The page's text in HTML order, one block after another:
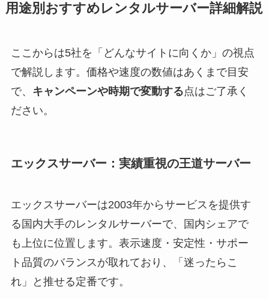
用途別おすすめレンタルサーバー詳細解説
ここからは5社を「どんなサイトに向くか」の視点
で解説します。価格や速度の数値はあくまで目安
で、 キャンペーンや時期で変動する点はご了承く
ださい。
エックスサーバー：実績重視の王道サーバー
エックスサーバーは2003年からサービスを提供す
る国内大手のレンタルサーバーで、国内シェアで
も上位に位置します。表示速度・安定性・サポー
ト品質のバランスが取れており、「迷ったらこ
れ」と推せる定番です。